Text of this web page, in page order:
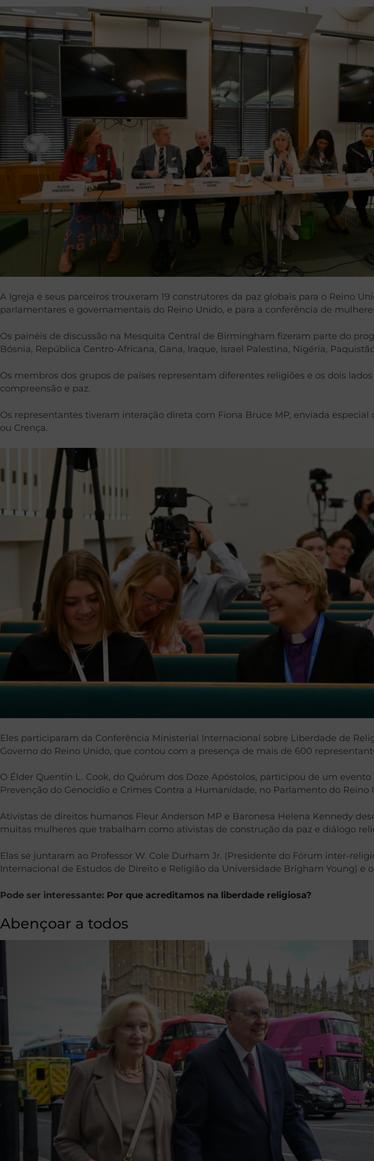
A Igreja e seus parceiros trouxeram 19 construtores da paz globais para o Reino
parlamentares e governamentais do Reino Unido, e para a conferência de
Os painéis de discussão na Mesquita Central de Birmingham fizeram parte do
Bósnia, República Centro-Africana, Gana, Iraque, Israel Palestina, Nigéria,
Os membros dos grupos de países representam diferentes religiões e os dois
compreensão e paz.
Os representantes tiveram interação direta com Fiona Bruce MP, enviada
ou Crença.
Eles participaram da Conferência Ministerial Internacional sobre Liberdade de
Governo do Reino Unido, que contou com a presença de mais de 600
O Élder Quentin L. Cook, do Quórum dos Doze Apóstolos, participou de um
Prevenção do Genocídio e Crimes Contra a Humanidade, no Parlamento do Reino
Ativistas de direitos humanos Fleur Anderson MP e Baronesa Helena Kennedy
muitas mulheres que trabalham como ativistas de construção da paz e diálogo
Elas se juntaram ao Professor W. Cole Durham Jr. (Presidente do Fórum inter-
Internacional de Estudos de Direito e Religião da Universidade Brigham Young) e
Pode ser interessante: Por que acreditamos na liberdade religiosa?
Abençoar a todos